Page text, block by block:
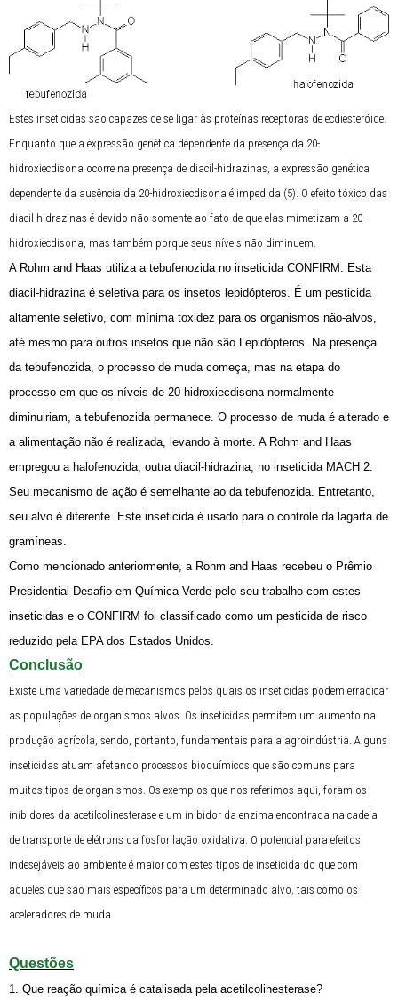
Estes inseticidas são capazes de se ligar às proteínas receptoras de ecdiesteróide.
Enquanto que a expressão genética dependente da presença da 20-
hidroxiecdisona ocorre na presença de diacil-hidrazinas, a expressão genética
dependente da ausência da 20-hidroxiecdisona é impedida (5). O efeito tóxico das
diacil-hidrazinas é devido não somente ao fato de que elas mimetizam a 20-
hidroxiecdisona, mas também porque seus níveis não diminuem.
A Rohm and Haas utiliza a tebufenozida no inseticida CONFIRM. Esta
diacil-hidrazina é seletiva para os insetos lepidópteros. É um pesticida
altamente seletivo, com mínima toxidez para os organismos não-alvos,
até mesmo para outros insetos que não são Lepidópteros. Na presença
da tebufenozida, o processo de muda começa, mas na etapa do
processo em que os níveis de 20-hidroxiecdisona normalmente
diminuiriam, a tebufenozida permanece. O processo de muda é alterado e
a alimentação não é realizada, levando à morte. A Rohm and Haas
empregou a halofenozida, outra diacil-hidrazina, no inseticida MACH 2.
Seu mecanismo de ação é semelhante ao da tebufenozida. Entretanto,
seu alvo é diferente. Este inseticida é usado para o controle da lagarta de
gramíneas.
Como mencionado anteriormente, a Rohm and Haas recebeu o Prêmio
Presidential Desafio em Química Verde pelo seu trabalho com estes
inseticidas e o CONFIRM foi classificado como um pesticida de risco
reduzido pela EPA dos Estados Unidos.
Conclusão
Existe uma variedade de mecanismos pelos quais os inseticidas podem erradicar
as populações de organismos alvos. Os inseticidas permitem um aumento na
produção agrícola, sendo, portanto, fundamentais para a agroindústria. Alguns
inseticidas atuam afetando processos bioquímicos que são comuns para
muitos tipos de organismos. Os exemplos que nos referimos aqui, foram os
inibidores da acetilcolinesterase e um inibidor da enzima encontrada na cadeia
de transporte de elétrons da fosforilação oxidativa. O potencial para efeitos
indesejáveis ao ambiente é maior com estes tipos de inseticida do que com
aqueles que são mais específicos para um determinado alvo, tais como os
aceleradores de muda.
Questões
1. Que reação química é catalisada pela acetilcolinesterase?